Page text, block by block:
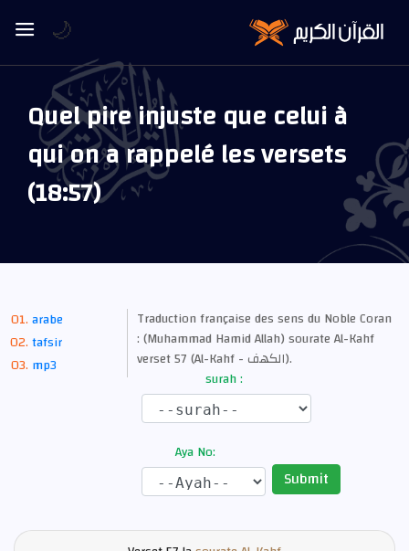
Quel pire injuste que celui à
qui on a rappelé les versets
(18:57)
arabe
tafsir
mp3
Traduction française des sens du Noble Coran
: (Muhammad Hamid Allah) sourate Al-Kahf
verset 57 (Al-Kahf - الكهف).
surah :
Aya No:
Submit
🌙